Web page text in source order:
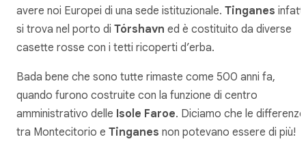
avere noi Europei di una sede istituzionale. Tinganes infatti
si trova nel porto di Tórshavn ed è costituito da diverse
casette rosse con i tetti ricoperti d’erba.
Bada bene che sono tutte rimaste come 500 anni fa,
quando furono costruite con la funzione di centro
amministrativo delle Isole Faroe. Diciamo che le differenze
tra Montecitorio e Tinganes non potevano essere di più!